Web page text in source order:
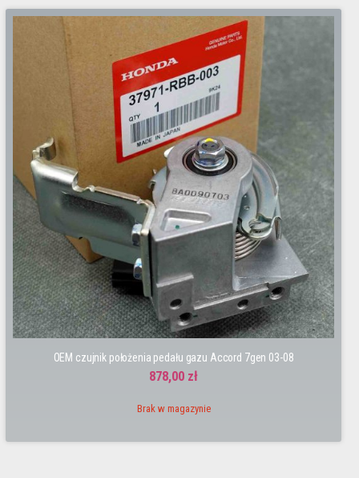
OEM czujnik położenia pedału gazu Accord 7gen 03-08
878,00 zł
Brak w magazynie